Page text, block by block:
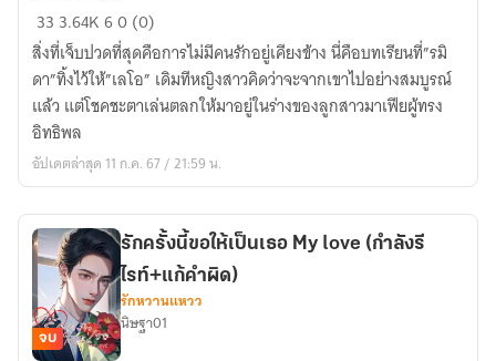
Of
death
and
rebirth
เกิด
ใหม่
เป็น
มาเฟีย
33 3.64K60 (0)
สิ่งที่เจ็บปวดที่สุดคือการไม่มีคนรักอยู่เคียงข้าง นี่คือบทเรียนที่”รมิ
ดา”ทิ้งไว้ให้”เลโอ” เดิมทีหญิงสาวคิดว่าจะจากเขาไปอย่างสมบูรณ์
แล้ว แต่โชคชะตาเล่นตลกให้มาอยู่ในร่างของลูกสาวมาเฟียผู้ทรง
อิทธิพล
อัปเดตล่าสุด 11 ก.ค. 67 / 21:59 น.
จบ
รักครั้งนี้ขอให้เป็นเธอ My love (กำลังรี
ไรท์+แก้คำผิด)
รักหวานแหวว
นิษฐา01